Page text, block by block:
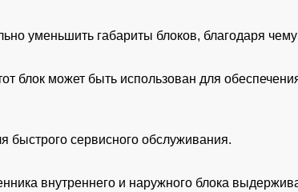
уменьшить габариты блоков, благодаря
блок может быть использован для
быстрого сервисного обслуживания.
внутреннего и наружного блока